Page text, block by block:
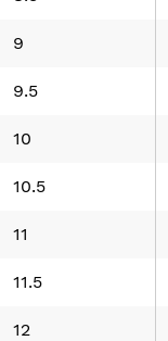
9
9.5
10
10.5
11
11.5
12